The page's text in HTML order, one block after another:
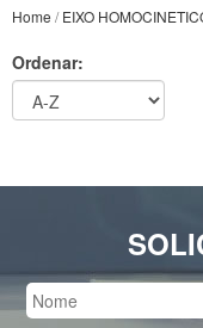
Home /EIXO
Ordenar: